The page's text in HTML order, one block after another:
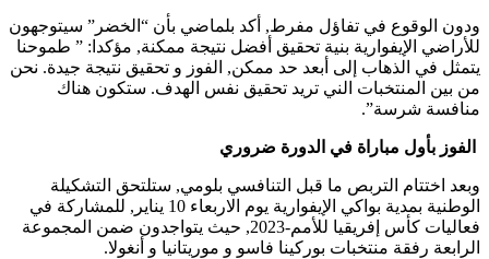
ودون الوقوع في تفاؤل مفرط, أكد بلماضي بأن “الخضر” سيتوجهون
للأراضي الإيفوارية بنية تحقيق أفضل نتيجة ممكنة, مؤكدا: ” طموحنا
يتمثل في الذهاب إلى أبعد حد ممكن, الفوز و تحقيق نتيجة جيدة. نحن
من بين المنتخبات الني تريد تحقيق نفس الهدف. ستكون هناك
منافسة شرسة”.
الفوز بأول مباراة في الدورة ضروري
وبعد اختتام التربص ما قبل التنافسي بلومي, ستلتحق التشكيلة
الوطنية بمدية بواكي الإيفوارية يوم الاربعاء 10 يناير, للمشاركة في
فعاليات كأس إفريقيا للأمم-2023, حيث يتواجدون ضمن المجموعة
الرابعة رفقة منتخبات بوركينا فاسو و موريتانيا و أنغولا.